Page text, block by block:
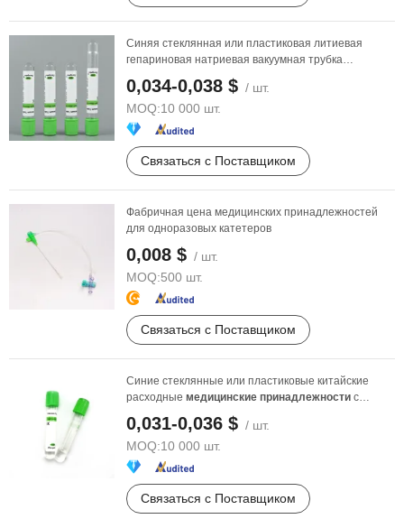
Синяя стеклянная или пластиковая литиевая
гепариновая натриевая вакуумная трубка
0,034-0,038 $ / шт.
MOQ:10 000 шт.
Связаться с Поставщиком
Фабричная цена медицинских принадлежностей
для одноразовых катетеров
0,008 $ / шт.
MOQ:500 шт.
Связаться с Поставщиком
Синие стеклянные или пластиковые китайские
расходные медицинские принадлежности с
0,031-0,036 $ / шт.
MOQ:10 000 шт.
Связаться с Поставщиком